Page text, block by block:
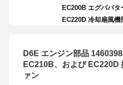
EC200B エグババタ
EC220D 冷却扇風機
D6E エンジン部品
EC210B、および EC220D
ァン